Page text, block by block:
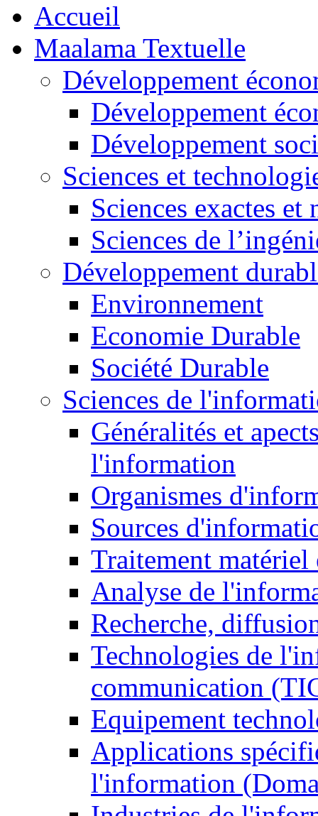
Accueil
Maalama Textuelle
Développement
Développement
Développement
Sciences et
Sciences exactes et
Sciences de
Développement
Environnement
Economie Durable
Société Durable
Sciences de
Généralités et
l'information
Organismes
Sources
Traitement matériel
Analyse de
Recherche,
Technologies de
communication
Equipement
Applications
l'information